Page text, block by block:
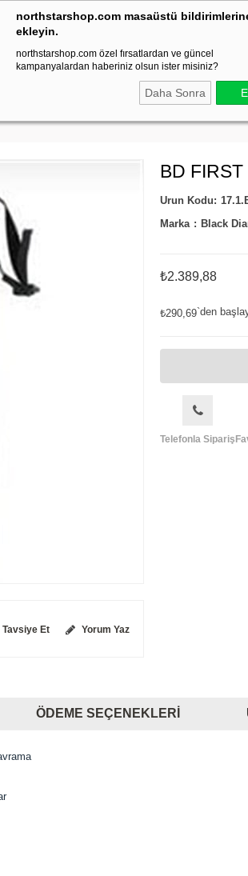
northstarshop.com masaüstü
ekleyin.
northstarshop.com özel fırsatlardan ve güncel
kampanyalardan haberiniz olsun ister misiniz?
Daha Sonra
FENER DAĞCILIK & İŞ
Tavsiye Et Yorum Yaz
BD
Marka : Black
₺2.389,88
₺290,69`den
Telefonla Sipariş
ÖDEME SEÇENEKLERI